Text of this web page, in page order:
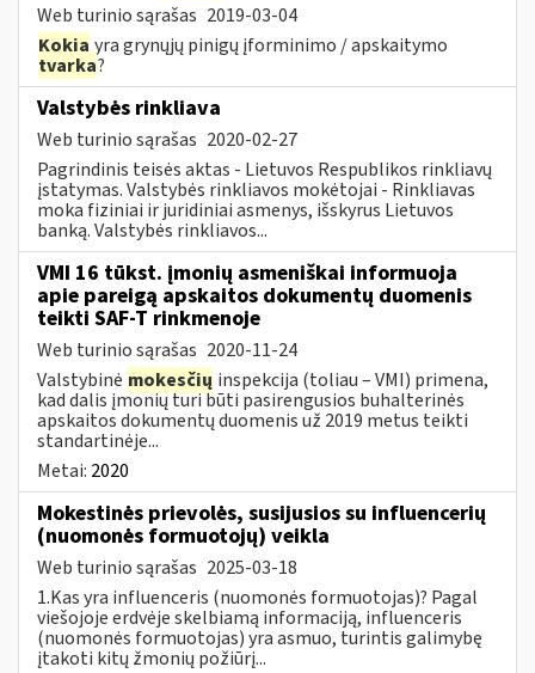
Web turinio sąrašas 2019-03-04
Kokia yra grynųjų pinigų įforminimo / apskaitymo
tvarka?
Valstybės rinkliava
Web turinio sąrašas 2020-02-27
Pagrindinis teisės aktas - Lietuvos Respublikos rinkliavų
įstatymas. Valstybės rinkliavos mokėtojai - Rinkliavas
moka fiziniai ir juridiniai asmenys, išskyrus Lietuvos
banką. Valstybės rinkliavos...
VMI 16 tūkst. įmonių asmeniškai informuoja
apie pareigą apskaitos dokumentų duomenis
teikti SAF-T rinkmenoje
Web turinio sąrašas 2020-11-24
Valstybinė mokesčių inspekcija (toliau – VMI) primena,
kad dalis įmonių turi būti pasirengusios buhalterinės
apskaitos dokumentų duomenis už 2019 metus teikti
standartinėje...
Metai: 2020
Mokestinės prievolės, susijusios su influencerių
(nuomonės formuotojų) veikla
Web turinio sąrašas 2025-03-18
1.Kas yra influenceris (nuomonės formuotojas)? Pagal
viešojoje erdvėje skelbiamą informaciją, influenceris
(nuomonės formuotojas) yra asmuo, turintis galimybę
įtakoti kitų žmonių požiūrį...